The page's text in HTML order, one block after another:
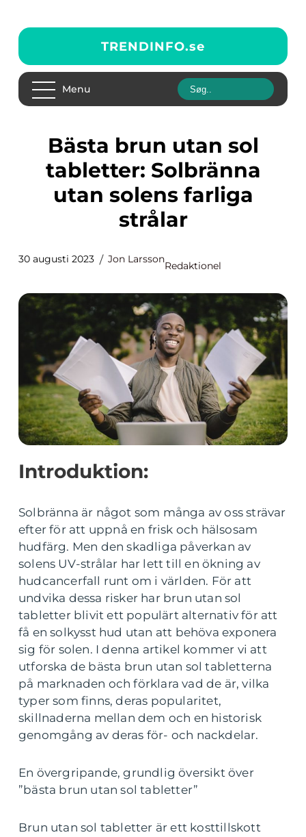
TRENDINFO.se
Menu
Bästa brun utan sol
tabletter: Solbränna
utan solens farliga
strålar
30 augusti 2023 Jon Larsson
Redaktionel
Introduktion:
Solbränna är något som många av oss strävar
efter för att uppnå en frisk och hälsosam
hudfärg. Men den skadliga påverkan av
solens UV-strålar har lett till en ökning av
hudcancerfall runt om i världen. För att
undvika dessa risker har brun utan sol
tabletter blivit ett populärt alternativ för att
få en solkysst hud utan att behöva exponera
sig för solen. I denna artikel kommer vi att
utforska de bästa brun utan sol tabletterna
på marknaden och förklara vad de är, vilka
typer som finns, deras popularitet,
skillnaderna mellan dem och en historisk
genomgång av deras för- och nackdelar.
En övergripande, grundlig översikt över
”bästa brun utan sol tabletter”
Brun utan sol tabletter är ett kosttillskott